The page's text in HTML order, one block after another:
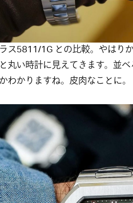
ス5811/1G との比較。やはり
丸い時計に見えてきます。並
わかりますね。皮肉なことに。